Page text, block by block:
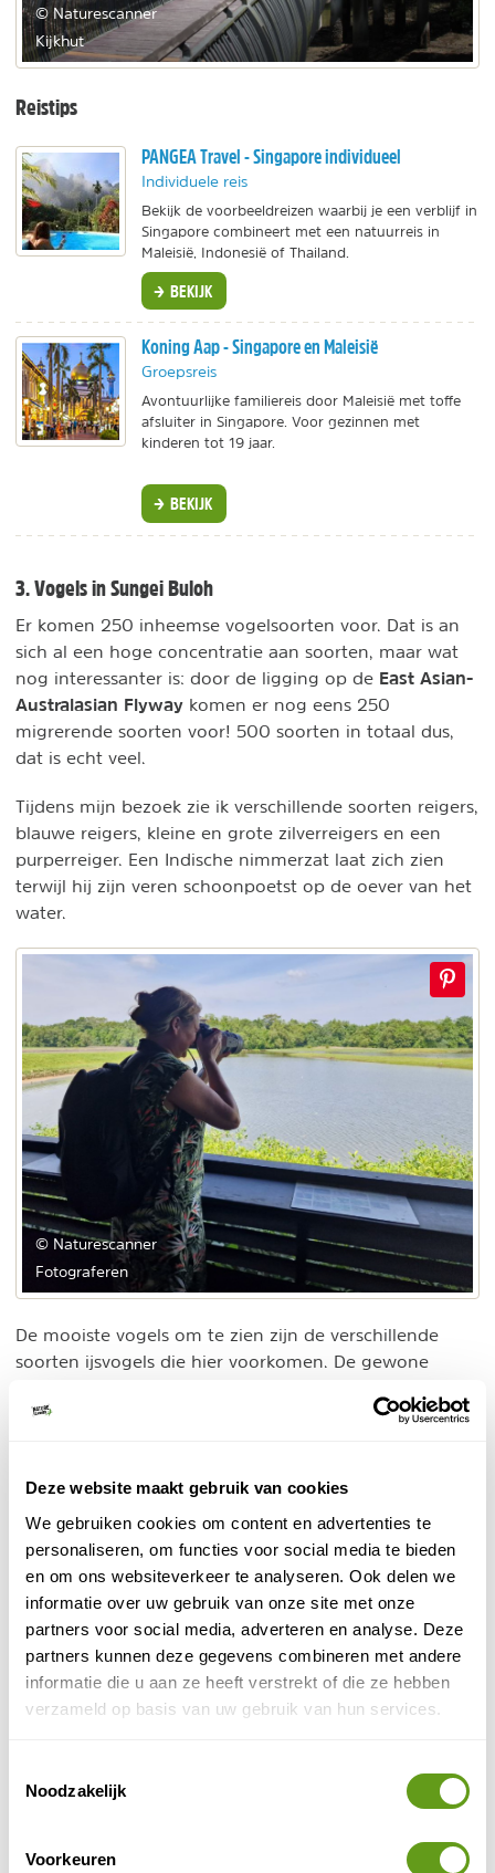
Deze website maakt gebruik van cookies
We gebruiken cookies om content en advertenties te
personaliseren, om functies voor social media te bieden
en om ons websiteverkeer te analyseren. Ook delen we
informatie over uw gebruik van onze site met onze
partners voor social media, adverteren en analyse. Deze
partners kunnen deze gegevens combineren met andere
informatie die u aan ze heeft verstrekt of die ze hebben
verzameld op basis van uw gebruik van hun services.
Noodzakelijk
Voorkeuren
© Naturescanner
Kijkhut
Reistips
PANGEA Travel - Singapore individueel
Individuele reis
Bekijk de voorbeeldreizen waarbij je een verblijf in
Singapore combineert met een natuurreis in
Maleisië, Indonesië of Thailand.
BEKIJK
Koning Aap - Singapore en Maleisië
Groepsreis
Avontuurlijke familiereis door Maleisië met toffe
afsluiter in Singapore. Voor gezinnen met
kinderen tot 19 jaar.
BEKIJK
3. Vogels in Sungei Buloh
Er komen 250 inheemse vogelsoorten voor. Dat is an
sich al een hoge concentratie aan soorten, maar wat
nog interessanter is: door de ligging op de East Asian-
Australasian Flyway komen er nog eens 250
migrerende soorten voor! 500 soorten in totaal dus,
dat is echt veel.
Tijdens mijn bezoek zie ik verschillende soorten reigers,
blauwe reigers, kleine en grote zilverreigers en een
purperreiger. Een Indische nimmerzat laat zich zien
terwijl hij zijn veren schoonpoetst op de oever van het
water.
© Naturescanner
Fotograferen
De mooiste vogels om te zien zijn de verschillende
soorten ijsvogels die hier voorkomen. De gewone
eerder ook al in Sri Lanka en Thailand zag) en de
witkraagijsvogel
Een andere bijzondere bewoner is de witbuikzeearend